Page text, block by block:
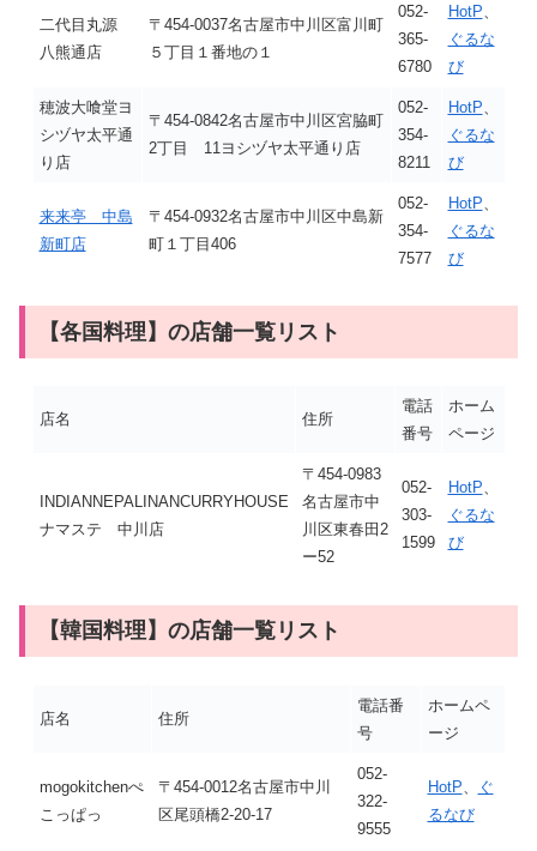
二代目丸源
八熊通店
〒454-0037名古屋市中川区富川町
５丁目１番地の１
052-
365-
6780
HotP
ぐるな
び
穂波大喰堂ヨ
シヅヤ太平通
り店
〒454-0842名古屋市中川区宮脇町
2丁目 11ヨシヅヤ太平通り店
052-
354-
8211
HotP
ぐるな
び
来来亭 中島
新町店
〒454-0932名古屋市中川区中島新
町１丁目406
052-
354-
7577
HotP
ぐるな
び
【各国料理】の店舗一覧リスト
店名 住所
電話
番号
ホーム
ページ
INDIANNEPALINANCURRYHOUSE
ナマステ 中川店
〒454-0983
名古屋市中
川区東春田2
ー52
052-
303-
1599
HotP、
ぐるな
び
【韓国料理】の店舗一覧リスト
店名 住所
電話番
号
ホームペ
ージ
mogokitchenぺ
こっぱっ
〒454-0012名古屋市中川
区尾頭橋2-20-17
052-
322-
9555
HotP
ぐ
るなび